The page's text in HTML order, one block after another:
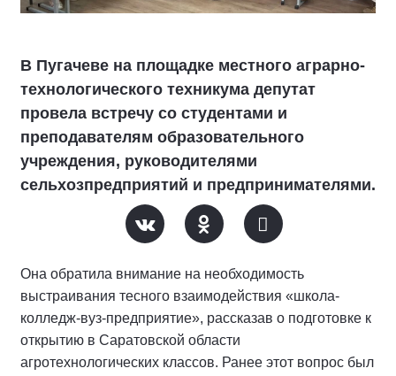
В Пугачеве на площадке местного аграрно-
технологического техникума депутат
провела встречу со студентами и
преподавателям образовательного
учреждения, руководителями
сельхозпредприятий и предпринимателями.
Она обратила внимание на необходимость
выстраивания тесного взаимодействия «школа-
колледж-вуз-предприятие», рассказав о подготовке к
открытию в Саратовской области
агротехнологических классов. Ранее этот вопрос был